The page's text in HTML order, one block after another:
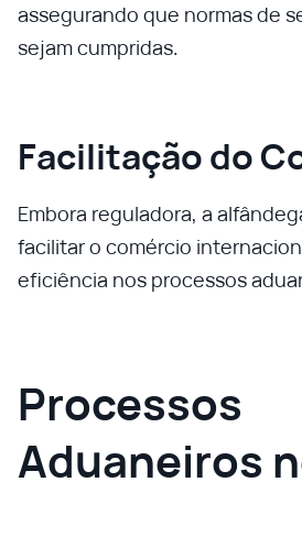
assegurando que normas de
sejam cumpridas.
Facilitação do
Embora reguladora, a
facilitar o comércio
eficiência nos processos
Processos
Aduaneiros